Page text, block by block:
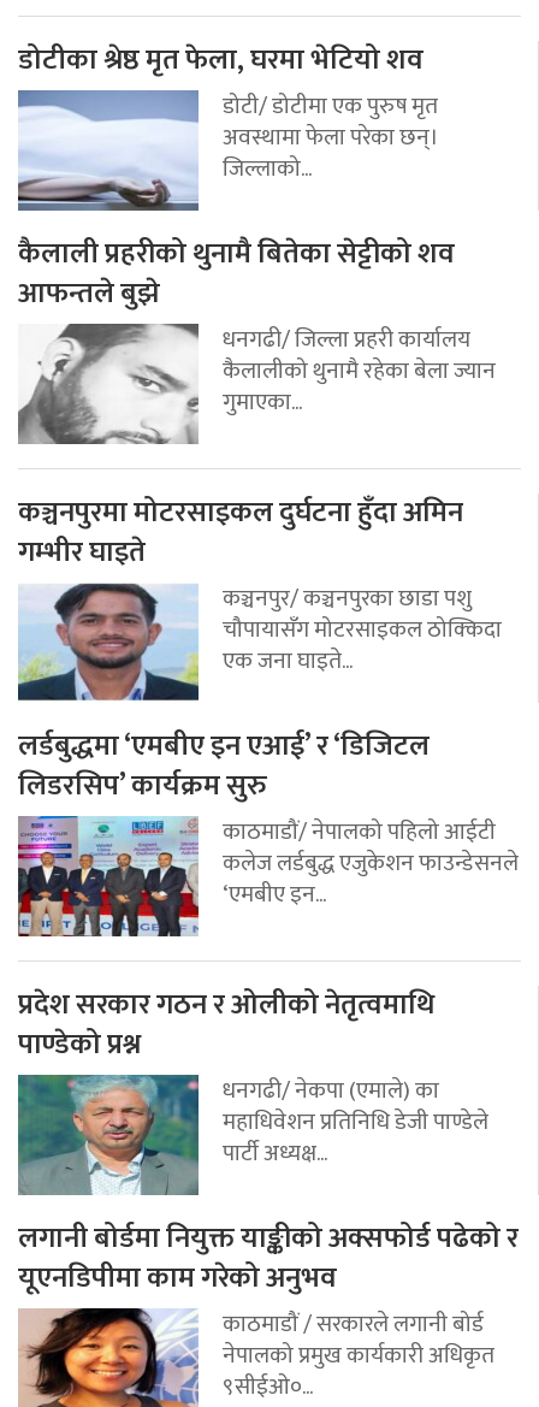
डोटीका श्रेष्ठ मृत फेला, घरमा भेटियो शव
डोटी/ डोटीमा एक पुरुष मृत
अवस्थामा फेला परेका छन्।
जिल्लाको...
कैलाली प्रहरीको थुनामै बितेका सेट्टीको शव
आफन्तले बुझे
धनगढी/ जिल्ला प्रहरी कार्यालय
कैलालीको थुनामै रहेका बेला ज्यान
गुमाएका...
कञ्चनपुरमा मोटरसाइकल दुर्घटना हुँदा अमिन
गम्भीर घाइते
कञ्चनपुर/ कञ्चनपुरका छाडा पशु
चौपायासँग मोटरसाइकल ठोक्किदा
एक जना घाइते...
लर्डबुद्धमा ‘एमबीए इन एआई’ र ‘डिजिटल
लिडरसिप’ कार्यक्रम सुरु
काठमाडौं/ नेपालको पहिलो आईटी
कलेज लर्डबुद्ध एजुकेशन फाउन्डेसनले
‘एमबीए इन...
प्रदेश सरकार गठन र ओलीको नेतृत्वमाथि
पाण्डेको प्रश्न
धनगढी/ नेकपा (एमाले) का
महाधिवेशन प्रतिनिधि डेजी पाण्डेले
पार्टी अध्यक्ष...
लगानी बोर्डमा नियुक्त याङ्कीको अक्सफोर्ड पढेको र
यूएनडिपीमा काम गरेको अनुभव
काठमाडौं / सरकारले लगानी बोर्ड
नेपालको प्रमुख कार्यकारी अधिकृत
९सीईओ०...